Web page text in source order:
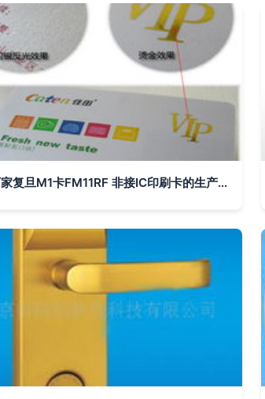
深圳厂家复旦M1卡FM11RF 非接IC印刷卡的生产价格解析